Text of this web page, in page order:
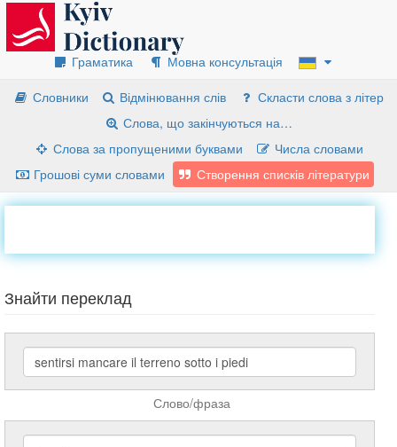
Граматика
Мовна консультація
Словники
Відмінювання слів
Скласти слова з літер
Слова, що закінчуються на…
Слова за пропущеними буквами
Числа словами
Грошові суми словами
Створення списків літератури
Знайти переклад
Слово/фраза